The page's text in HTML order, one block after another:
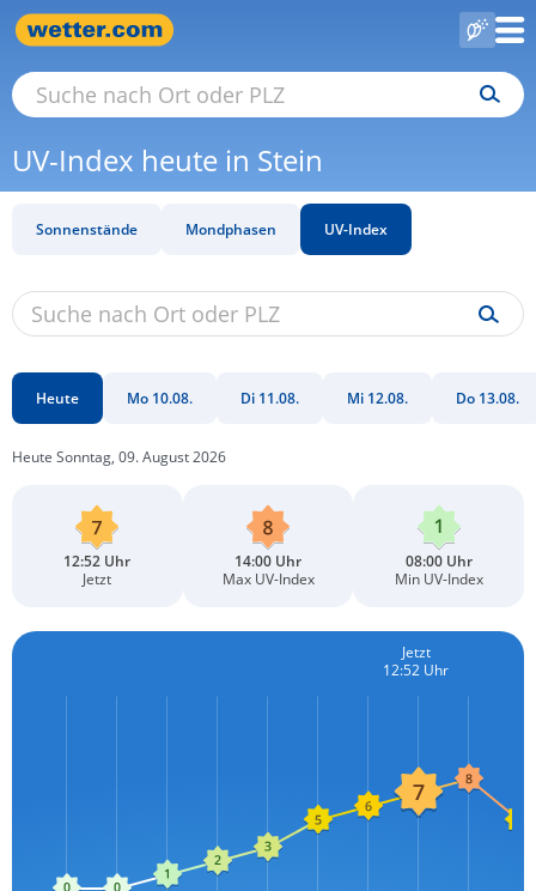
UV-Index heute in Stein
Sonnenstände Mondphasen UV-Index
Heute Mo 10.08. Di 11.08. Mi 12.08. Do 13.08.
Heute Sonntag, 09. August 2026
12:52 Uhr
Jetzt
14:00 Uhr
Max UV-Index
08:00 Uhr
Min UV-Index
Jetzt
12:52 Uhr